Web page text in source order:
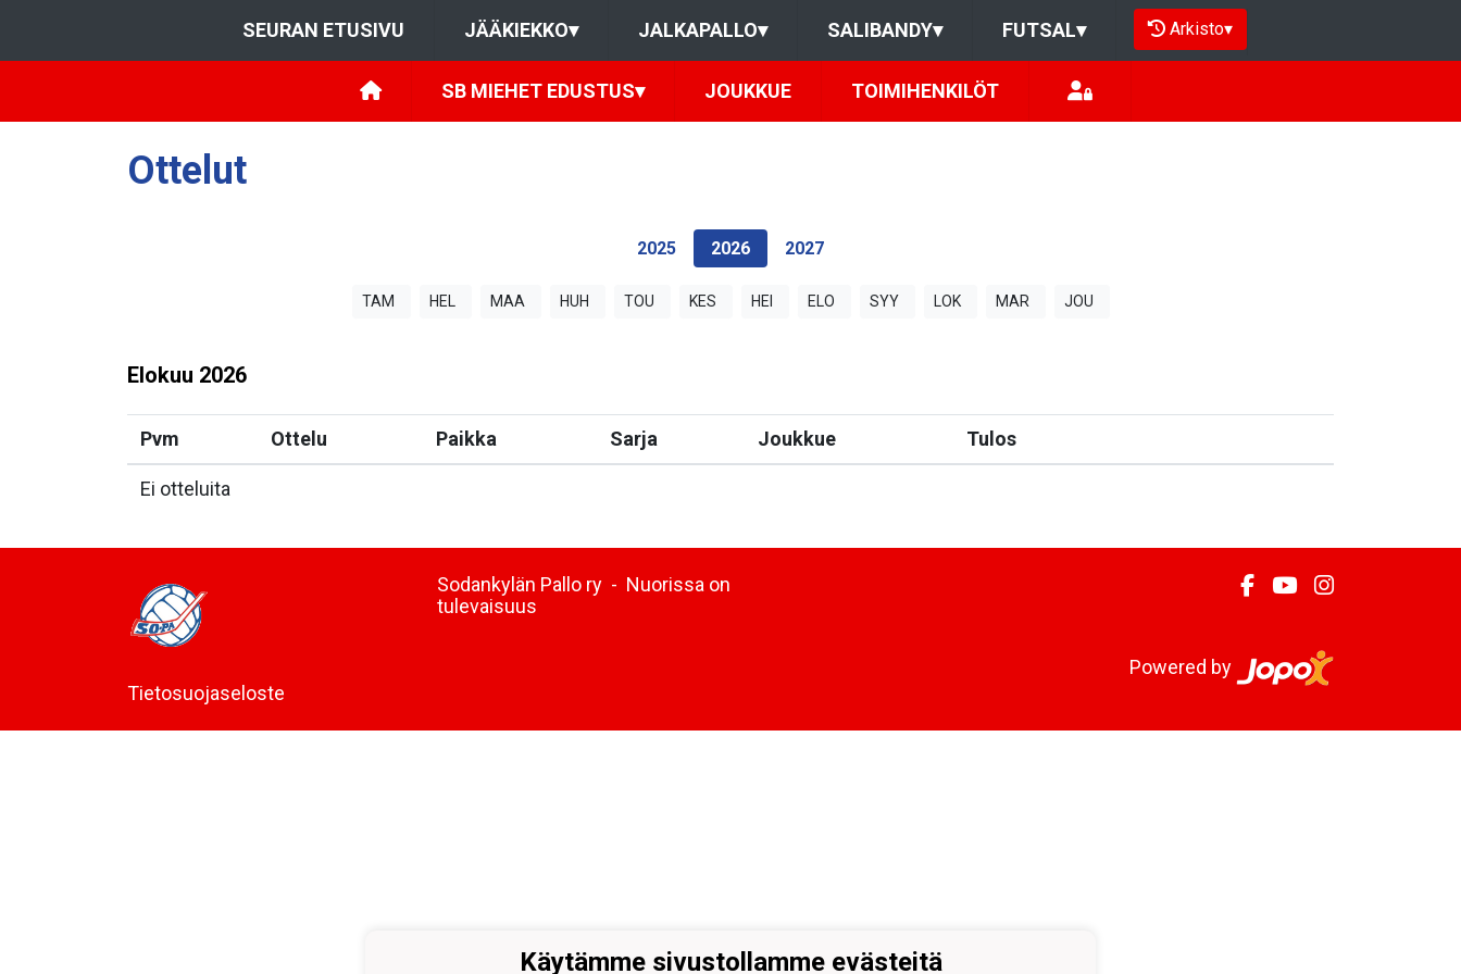
SEURAN ETUSIVU JÄÄKIEKKO▾ JALKAPALLO▾ SALIBANDY▾ FUTSAL▾ Arkisto▾
SB MIEHET EDUSTUS▾ JOUKKUE TOIMIHENKILÖT
Ottelut
2025 2026 2027
TAM HEL MAA HUH TOU KES HEI ELO SYY LOK MAR JOU
Elokuu 2026
Pvm Ottelu Paikka Sarja Joukkue Tulos
Ei otteluita
Tietosuojaseloste
Sodankylän Pallo ry - Nuorissa on
tulevaisuus
Powered by
Käytämme sivustollamme evästeitä